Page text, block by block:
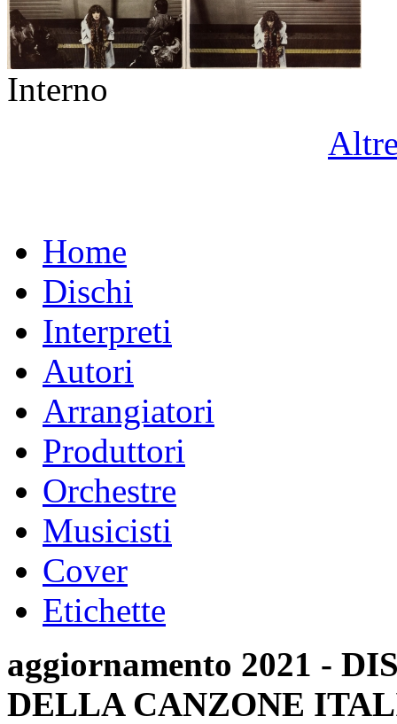
Interno
Home
Dischi
Interpreti
Autori
Arrangiatori
Produttori
Orchestre
Musicisti
Cover
Etichette
aggiornamento 2021 -
DELLA CANZONE